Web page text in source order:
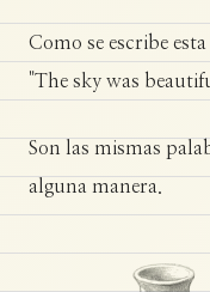
Como se escribe
"The sky was
Son las mismas
alguna manera.